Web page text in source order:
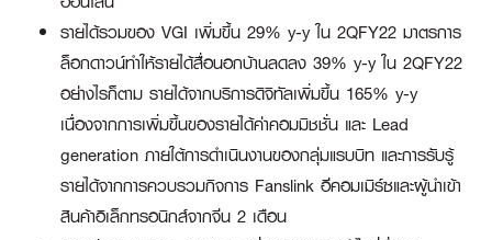
รายได้รวมของ VGI เพิ่มขึ้น 29% y-y ใน 2QFY22 มาตรการ
ล็อกดาวน์ทำให้รายได้สื่อนอกบ้านลดลง 39% y-y ใน 2QFY22
อย่างไรก็ตาม รายได้จากบริการดิจิทัลเพิ่มขึ้น 165% y-y
เนื่องจากการเพิ่มขึ้นของรายได้ค่าคอมมิชชั่น และ Lead
generation ภายใต้การดําเนินงานของกลุ่มแรบบิท และการรับรู้
รายได้จากการควบรวมกิจการ Fanslink อีคอมเมิร์ซและผู้นำเข้า
สินค้าอิเล็กทรอนิกส์จากจีน 2 เดือน